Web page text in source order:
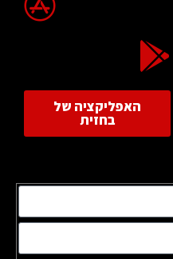
האפליקציה של
בחזית